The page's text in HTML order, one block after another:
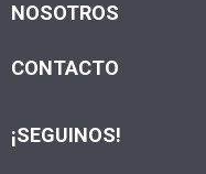
NOSOTROS
CONTACTO
¡SEGUINOS!